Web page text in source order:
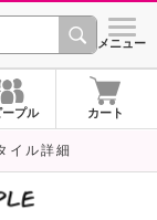
シメニュー
ープル カート
イル詳細